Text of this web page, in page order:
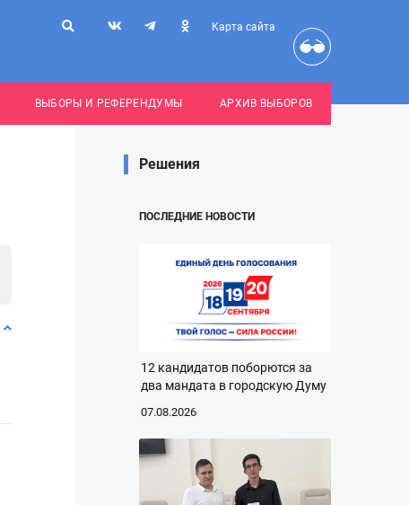
Карта сайта
ВЫБОРЫ И РЕФЕРЕНДУМЫ АРХИВ ВЫБОРОВ
Решения
ПОСЛЕДНИЕ НОВОСТИ
12 кандидатов поборются за
два мандата в городскую Думу
07.08.2026